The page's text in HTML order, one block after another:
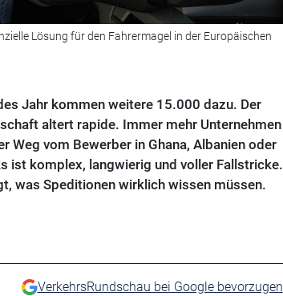
Lösung für den Fahrermagel in der Europäischen
Jahr kommen weitere 15.000 dazu. Der
altert rapide. Immer mehr Unternehmen
Weg vom Bewerber in Ghana, Albanien oder
ist komplex, langwierig und voller Fallstricke.
was Speditionen wirklich wissen müssen.
VerkehrsRundschau bei Google bevorzugen